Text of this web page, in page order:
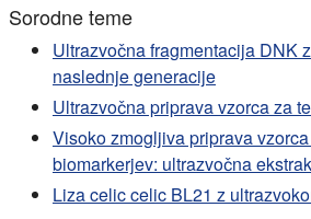
Sorodne teme
Ultrazvočna fragmentacija DNK
naslednje generacije
Ultrazvočna priprava vzorca za
Visoko zmogljiva priprava
biomarkerjev: ultrazvočna
Liza celic celic BL21 z